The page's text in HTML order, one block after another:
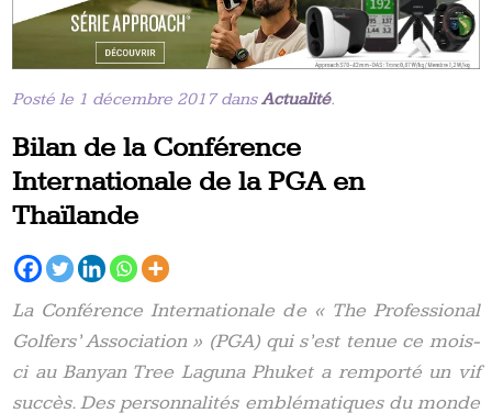
Posté le 1 décembre 2017 dansActualité.
Bilan de la Conférence
Internationale de la PGA en
Thaïlande
La Conférence Internationale de « The Professional
Golfers’ Association » (PGA) qui s’est tenue ce mois-
ci au Banyan Tree Laguna Phuket a remporté un vif
succès. Des personnalités emblématiques du monde